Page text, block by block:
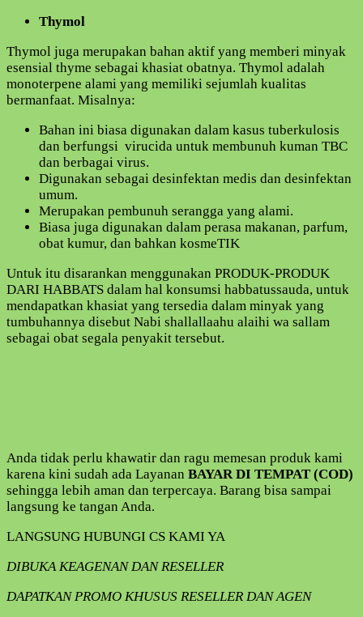
Thymol
Thymol juga merupakan bahan aktif yang memberi minyak
esensial thyme sebagai khasiat obatnya. Thymol adalah
monoterpene alami yang memiliki sejumlah kualitas
bermanfaat. Misalnya:
Bahan ini biasa digunakan dalam kasus tuberkulosis
dan berfungsi virucida untuk membunuh kuman TBC
dan berbagai virus.
Digunakan sebagai desinfektan medis dan desinfektan
umum.
Merupakan pembunuh serangga yang alami.
Biasa juga digunakan dalam perasa makanan, parfum,
obat kumur, dan bahkan kosmeTIK
Untuk itu disarankan menggunakan PRODUK-PRODUK
DARI HABBATS dalam hal konsumsi habbatussauda, untuk
mendapatkan khasiat yang tersedia dalam minyak yang
tumbuhannya disebut Nabi shallallaahu alaihi wa sallam
sebagai obat segala penyakit tersebut.
Anda tidak perlu khawatir dan ragu memesan produk kami
karena kini sudah ada Layanan BAYAR DI TEMPAT (COD)
sehingga lebih aman dan terpercaya. Barang bisa sampai
langsung ke tangan Anda.
LANGSUNG HUBUNGI CS KAMI YA
DIBUKA KEAGENAN DAN RESELLER
DAPATKAN PROMO KHUSUS RESELLER DAN AGEN